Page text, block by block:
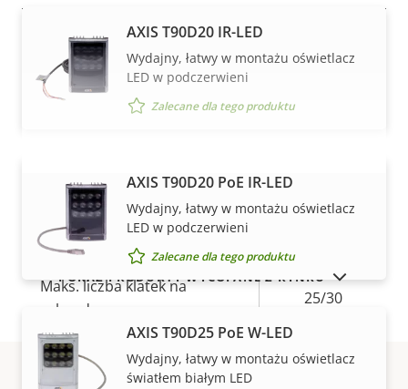
Opis
nieruchomości
Wartość
nieruchomości
Wersja z funkcją
automatycznego śledzenia
-
Narzędzie do orientacji
nieruchomości
Wartość
Maksymalna rozdzielczość
obrazu wideo
Maks. liczba klatek na
sekundę
25/30
Tryb pracy dzień/noc Tak
WYŚWIETL WIĘCEJ
AXIS T90D20 IR-LED
Wydajny, łatwy w montażu oświetlacz
LED w podczerwieni
Zalecane dla tego produktu
AXIS T90D20 PoE IR-LED
Wydajny, łatwy w montażu oświetlacz
LED w podczerwieni
Zalecane dla tego produktu
AXIS T90D25 PoE W-LED
Wydajny, łatwy w montażu oświetlacz
światłem białym LED
POKAŻ PRODUKTY WYCOFANE Z RYNKU